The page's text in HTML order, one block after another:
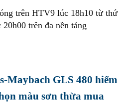
trên HTV9 lúc 18h10 từ thứ
trên đa nền tảng
Maybach GLS 480 hiếm
màu sơn thừa mua